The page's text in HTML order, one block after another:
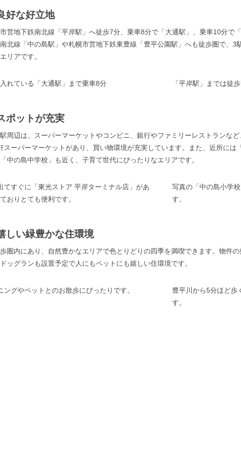
好な好立地
営地下鉄南北線「平岸駅」へ徒歩7分、乗車8分で「大通駅」、乗車10分で
北線「中の島駅」や札幌市営地下鉄東豊線「豊平公園駅」へも徒歩圏で、
リアです。
れている「大通駅」まで乗車8分 「平岸駅」までは徒歩
ポットが充実
周辺は、スーパーマーケットやコンビニ、銀行やファミリーレストランな
スーパーマーケットがあり、買い物環境が充実しています。また、近所に
中の島中学校」も近く、子育て世代にぴったりなエリアです。
てすぐに「東光ストア 平岸ターミナル店」があ
おりとても便利です。
写真の「中の島小学
す。
しい緑豊かな住環境
圏内にあり、自然豊かなエリアで色とりどりの四季を満喫できます。物件
ッグランも設置予定で人にもペットにも嬉しい住環境です。
グやペットとのお散歩にぴったりです。
豊平川から5分ほど歩
す。